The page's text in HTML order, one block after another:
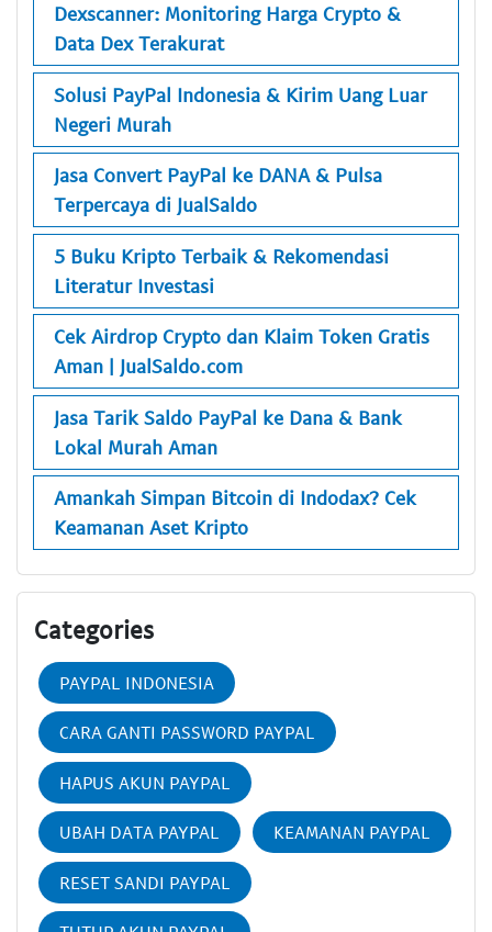
Dexscanner: Monitoring Harga Crypto &
Data Dex Terakurat
Solusi PayPal Indonesia & Kirim Uang Luar
Negeri Murah
Jasa Convert PayPal ke DANA & Pulsa
Terpercaya di JualSaldo
5 Buku Kripto Terbaik & Rekomendasi
Literatur Investasi
Cek Airdrop Crypto dan Klaim Token Gratis
Aman | JualSaldo.com
Jasa Tarik Saldo PayPal ke Dana & Bank
Lokal Murah Aman
Amankah Simpan Bitcoin di Indodax? Cek
Keamanan Aset Kripto
Categories
PAYPAL INDONESIA
CARA GANTI PASSWORD PAYPAL
HAPUS AKUN PAYPAL
UBAH DATA PAYPAL KEAMANAN PAYPAL
RESET SANDI PAYPAL